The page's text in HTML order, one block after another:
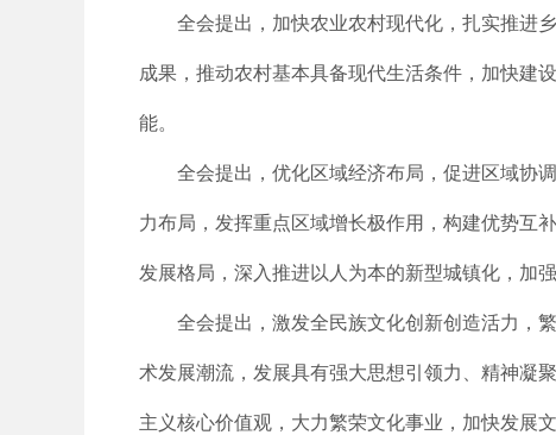
全会提出，加快农业农村现代化，扎实推进
成果，推动农村基本具备现代生活条件，加快建
能。
全会提出，优化区域经济布局，促进区域协
力布局，发挥重点区域增长极作用，构建优势互
发展格局，深入推进以人为本的新型城镇化，加
全会提出，激发全民族文化创新创造活力，
术发展潮流，发展具有强大思想引领力、精神凝
主义核心价值观，大力繁荣文化事业，加快发展